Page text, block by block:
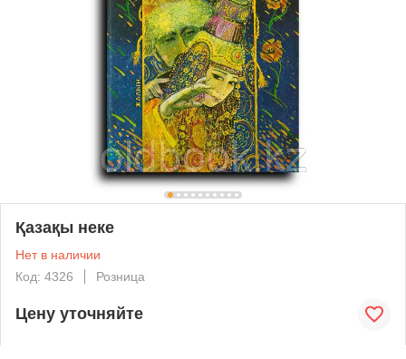
Қазақы неке
Нет в наличии
Код: 4326
Розница
Цену уточняйте